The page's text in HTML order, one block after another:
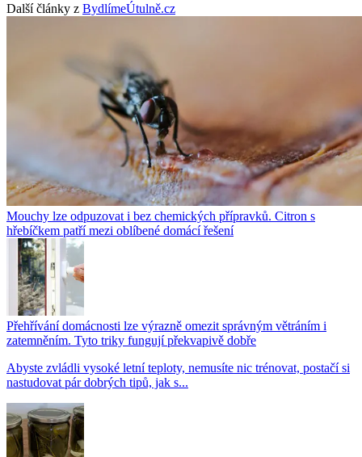
Další články z BydlímeÚtulně.cz
Mouchy lze odpuzovat i bez chemických přípravků. Citron s
hřebíčkem patří mezi oblíbené domácí řešení
Přehřívání domácnosti lze výrazně omezit správným větráním i
zatemněním. Tyto triky fungují překvapivě dobře
Abyste zvládli vysoké letní teploty, nemusíte nic trénovat, postačí si
nastudovat pár dobrých tipů, jak s...